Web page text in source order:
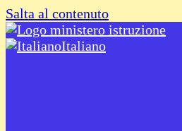
Salta al contenuto
Italiano